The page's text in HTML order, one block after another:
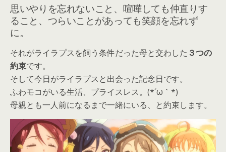
思いやりを忘れないこと、喧嘩しても仲直りす
ること、つらいことがあっても笑顔を忘れず
に。
それがライラプスを飼う条件だった母と交わした ３つの
約束です。
そして今日がライラプスと出会った記念日です。
ふわモコがいる生活、プライスレス。(*´ω｀*)
母親とも一人前になるまで一緒にいる、と約束します。